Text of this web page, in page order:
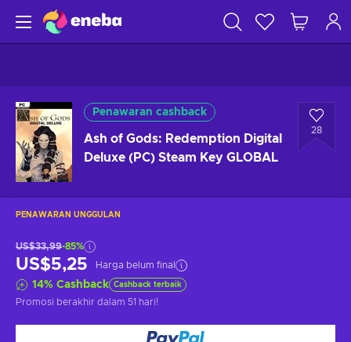
Penawaran cashback
Ash of Gods: Redemption Digital
Deluxe (PC) Steam Key GLOBAL
28
PENAWARAN UNGGULAN
US$33,99-85%
US$5,25 Harga belum final
14% Cashback Cashback terbaik
Promosi berakhir dalam 51 hari!